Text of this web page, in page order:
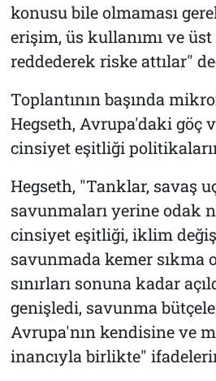
konusu bile olmaması
erişim, üs kullanımı ve
reddederek riske attılar"
Toplantının başında
Hegseth, Avrupa'daki göç
cinsiyet eşitliği
Hegseth, "Tanklar, savaş
savunmaları yerine odak
cinsiyet eşitliği, iklim
savunmada kemer sıkma
sınırları sonuna kadar
genişledi, savunma
Avrupa'nın kendisine ve
inancıyla birlikte"